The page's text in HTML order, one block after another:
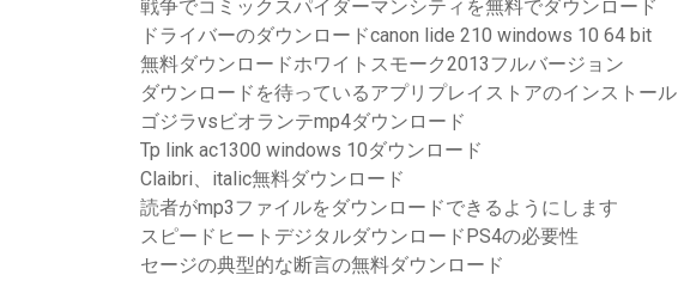
戦争でコミックスパイダーマンシティを無料でダウンロード
ドライバーのダウンロードcanon lide 210 windows 10 64 bit
無料ダウンロードホワイトスモーク2013フルバージョン
ダウンロードを待っているアプリプレイストアのインストール
ゴジラvsビオランテmp4ダウンロード
Tp link ac1300 windows 10ダウンロード
Claibri、italic無料ダウンロード
読者がmp3ファイルをダウンロードできるようにします
スピードヒートデジタルダウンロードPS4の必要性
セージの典型的な断言の無料ダウンロード